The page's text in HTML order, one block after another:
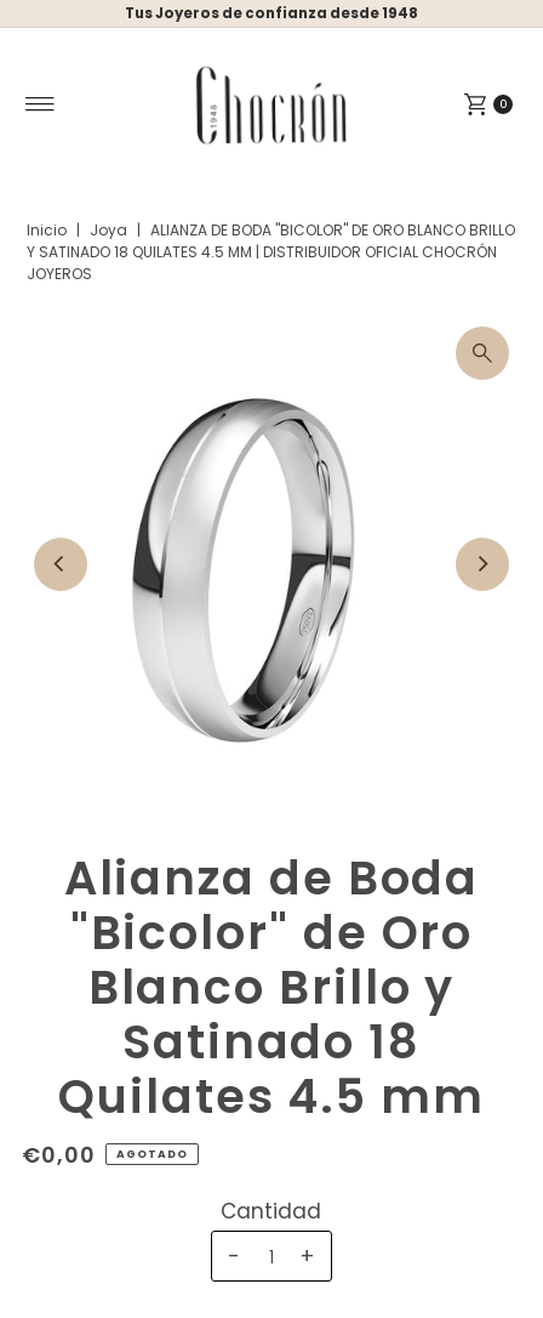
Ir directamente al contenido
Tus Joyeros de confianza desde 1948
0
Inicio | Joya | ALIANZA DE BODA "BICOLOR" DE ORO BLANCO BRILLO
Y SATINADO 18 QUILATES 4.5 MM | DISTRIBUIDOR OFICIAL CHOCRÓN
JOYEROS
Alianza de Boda
"Bicolor" de Oro
Blanco Brillo y
Satinado 18
Quilates 4.5 mm
€0,00 AGOTADO
Cantidad
-
+